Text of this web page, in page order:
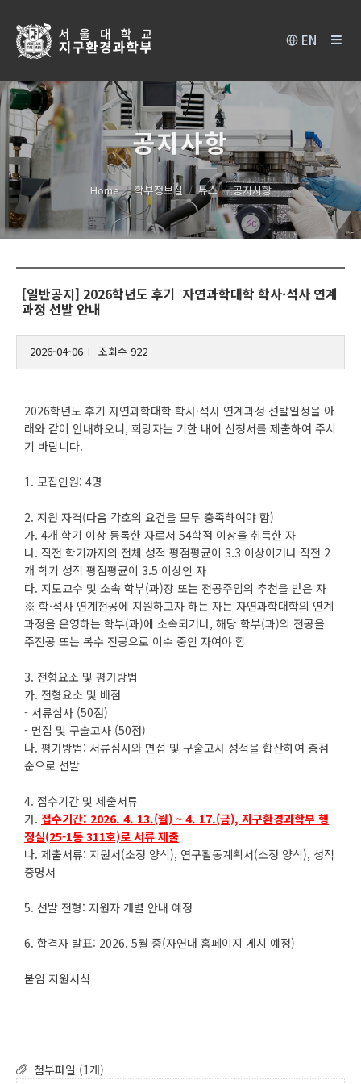
EN
공지사항
Home 학부정보실 뉴스 공지사항
[일반공지] 2026학년도 후기 자연과학대학 학사·석사 연계
과정 선발 안내
2026-04-06 조회수 922
2026학년도 후기 자연과학대학 학사·석사 연계과정 선발일정을 아
래와 같이 안내하오니, 희망자는 기한 내에 신청서를 제출하여 주시
기 바랍니다.
1. 모집인원: 4명
2. 지원 자격(다음 각호의 요건을 모두 충족하여야 함)
가. 4개 학기 이상 등록한 자로서 54학점 이상을 취득한 자
나. 직전 학기까지의 전체 성적 평점평균이 3.3 이상이거나 직전 2
개 학기 성적 평점평균이 3.5 이상인 자
다. 지도교수 및 소속 학부(과)장 또는 전공주임의 추천을 받은 자
※ 학·석사 연계전공에 지원하고자 하는 자는 자연과학대학의 연계
과정을 운영하는 학부(과)에 소속되거나, 해당 학부(과)의 전공을
주전공 또는 복수 전공으로 이수 중인 자여야 함
3. 전형요소 및 평가방법
가. 전형요소 및 배점
- 서류심사 (50점)
- 면접 및 구술고사 (50점)
나. 평가방법: 서류심사와 면접 및 구술고사 성적을 합산하여 총점
순으로 선발
4. 접수기간 및 제출서류
가. 접수기간: 2026. 4. 13.(월) ~ 4. 17.(금), 지구환경과학부 행
정실(25-1동 311호)로 서류 제출
나. 제출서류: 지원서(소정 양식), 연구활동계획서(소정 양식), 성적
증명서
5. 선발 전형: 지원자 개별 안내 예정
6. 합격자 발표: 2026. 5월 중(자연대 홈페이지 게시 예정)
붙임 지원서식
첨부파일 (1개)